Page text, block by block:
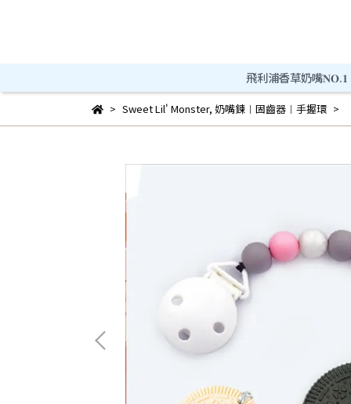
飛利浦香草奶嘴𝐍𝐎.𝟏
Sweet Lil' Monster, 奶嘴鍊︱固齒器︱手握環